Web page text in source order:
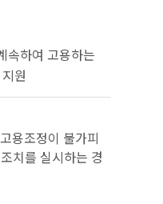
속하여 고용하는
원
용조정이 불가피
치를 실시하는 경